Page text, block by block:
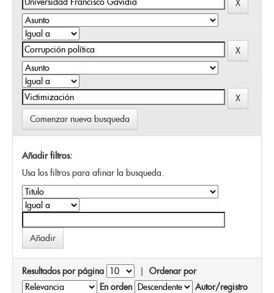
Comenzar nueva busqueda
Añadir filtros:
Usa los filtros para afinar la busqueda.
Resultados por página | Ordenar por
En orden
Autor/registro